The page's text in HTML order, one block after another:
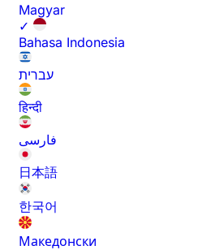
Magyar
✓
Bahasa Indonesia
עברית
हिन्दी
فارسی
日本語
한국어
Македонски